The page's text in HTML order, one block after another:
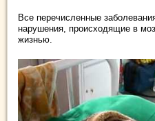
Все перечисленные
нарушения, происходящие в
жизнью.